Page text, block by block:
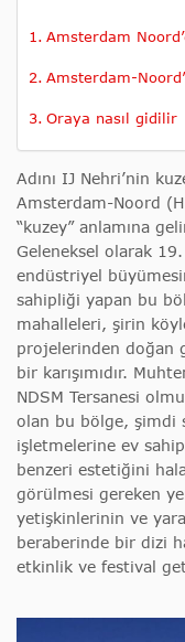
Amsterdam
Amsterdam-
Oraya nasıl gidilir
Adını IJ Nehri’nin
Amsterdam-Noord
“kuzey” anlamına
Geleneksel olarak
endüstriyel
sahipliği yapan bu
mahalleleri, şirin
projelerinden doğan
bir karışımıdır.
NDSM Tersanesi
olan bu bölge, şimdi
işletmelerine ev
benzeri estetiğini
görülmesi gereken
yetişkinlerinin ve
beraberinde bir dizi
etkinlik ve festival